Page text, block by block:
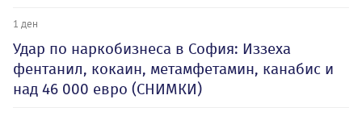
1 ден
Удар по наркобизнеса в София: Иззеха
фентанил, кокаин, метамфетамин, канабис и
над 46 000 евро (СНИМКИ)